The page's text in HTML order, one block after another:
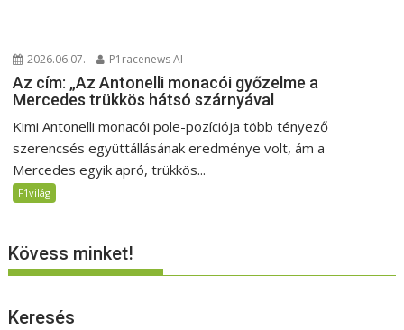
2026.06.07. P1racenews AI
Az cím: „Az Antonelli monacói győzelme a
Mercedes trükkös hátsó szárnyával
Kimi Antonelli monacói pole-pozíciója több tényező
szerencsés együttállásának eredménye volt, ám a
Mercedes egyik apró, trükkös...
F1világ
Kövess minket!
Keresés